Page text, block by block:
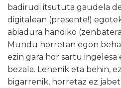
badirudi itsututa gaudela
digitalean (presente!)
abiadura handiko
Mundu horretan egon
ezin gara hor sartu ingelesa
bezala. Lehenik eta behin,
bigarrenik, horretaz ez